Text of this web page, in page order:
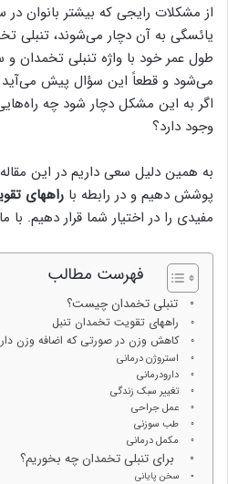
از مشکلات رایجی که بیشتر بانوان
یائسگی به آن دچار می‌شوند، تنبلی
طول عمر خود با واژه تنبلی تخمدان
می‌شود و قطعاً این سؤال پیش
اگر به این مشکل دچار شود چه
وجود دارد؟
به همین دلیل سعی داریم در این
پوشش دهیم و در رابطه با راههای
مفیدی را در اختیار شما قرار دهیم. با
فهرست مطالب
تنبلی تخمدان چیست؟
راههای تقویت تخمدان تنبل
کاهش وزن در صورتی که اضافه وزن
استروژن درمانی
دارودرمانی
تغییر سبک زندگی
عمل جراحی
طب سوزنی
مکمل درمانی
برای تنبلی تخمدان چه بخوریم؟
سخن پایانی